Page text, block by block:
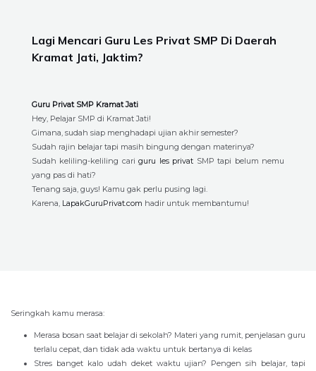
Lagi Mencari Guru Les Privat SMP Di Daerah
Kramat Jati, Jaktim?
Guru Privat SMP Kramat Jati
Hey, Pelajar SMP di Kramat Jati!
Gimana, sudah siap menghadapi ujian akhir semester?
Sudah rajin belajar tapi masih bingung dengan materinya?
Sudah keliling-keliling cariguru les privat SMP tapi belum nemu
yang pas di hati?
Tenang saja, guys! Kamu gak perlu pusing lagi.
Karena, LapakGuruPrivat.com hadir untuk membantumu!
Seringkah kamu merasa:
Merasa bosan saat belajar di sekolah? Materi yang rumit, penjelasan guru
terlalu cepat, dan tidak ada waktu untuk bertanya di kelas
Stres banget kalo udah deket waktu ujian? Pengen sih belajar, tapi